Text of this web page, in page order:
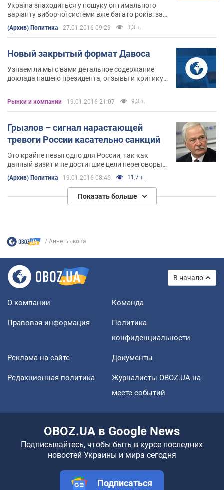
Україна знаходиться у пошуку оптимального
варіанту виборчої системи вже багато років: за
час незалежності мали місце і мажоритарна, і
змішана, і пропорційна системи. Наразі в нашій
періоду: майже одразу після підведення
підсумків одних виборів стартують наступні
(Архив) Политика 27.01.2016 09:29 3,3 т.
Новый закрытый формат Давоса
Узнаем ли мы с вами детальное содержание
доклада нашего президента, отзывы и критику
за закрытыми дверьми
Рынки и компании 19.01.2016 21:07 9,3 т.
Грызлов – сигнал нарастающей
тревоги России касательно санкций
Это крайне невыгодно для России, так как
данный визит и не достигшие цели переговоры
не дали возможности ускорить темп
нормализации торговых отношений с Европой
(Архив) Политика 19.01.2016 08:46 11,7 т.
Показать больше
Анне Быкова
В начало
О компании Команда
Правовая информация
Политика
конфиденциальности
Реклама на сайте Документы
Редакционная политика
Журналисты OBOZ.UA на
месте событий
OBOZ.UA в Google News
Подписывайтесь, чтобы быть в курсе последних
новостей Украины и мира сегодня
Подписаться